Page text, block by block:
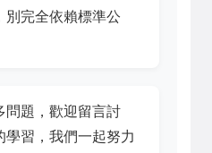
別完全依賴標準公
問題，歡迎留言討
學習，我們一起努力